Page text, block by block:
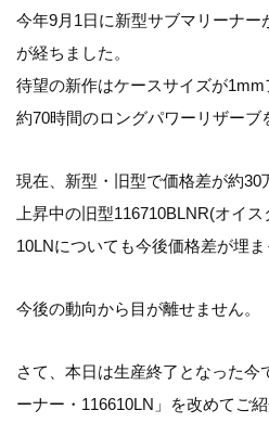
今年9月1日に新型サブマリーナー
が経ちました。
待望の新作はケースサイズが1mm
約70時間のロングパワーリザーブ
現在、新型・旧型で価格差が約
上昇中の旧型116710BLNR(オイ
10LNについても今後価格差が埋ま
今後の動向から目が離せません。
さて、本日は生産終了となった今
ーナー・116610LN」を改めてご